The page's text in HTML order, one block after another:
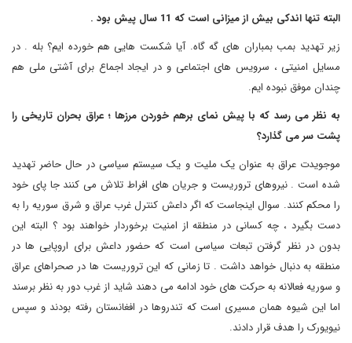
البته تنها اندکی بیش از میزانی است که 11 سال پیش بود .
زیر تهدید بمب بمباران های گه گاه. آیا شکست هایی هم خورده ایم؟ بله . در
مسایل امنیتی ، سرویس های اجتماعی و در ایجاد اجماع برای آشتی ملی هم
چندان موفق نبوده ایم.
به نظر می رسد که با پیش نمای برهم خوردن مرزها ؛ عراق بحران تاریخی را
پشت سر می گذارد؟
موجویدت عراق به عنوان یک ملیت و یک سیستم سیاسی در حال حاضر تهدید
شده است . نیروهای تروریست و جریان های افراط تلاش می کنند جا پای خود
را محکم کنند. سوال اینجاست که اگر داعش کنترل غرب عراق و شرق سوریه را به
دست بگیرد ، چه کسانی در منطقه از امنیت برخوردار خواهند بود ؟ البته این
بدون در نظر گرفتن تبعات سیاسی است که حضور داعش برای اروپایی ها در
منطقه به دنبال خواهد داشت . تا زمانی که این تروریست ها در صحراهای عراق
و سوریه فعالانه به حرکت های خود ادامه می دهند شاید از غرب دور به نظر برسند
اما این شیوه همان مسیری است که تندروها در افغانستان رفته بودند و سپس
نیویورک را هدف قرار دادند.